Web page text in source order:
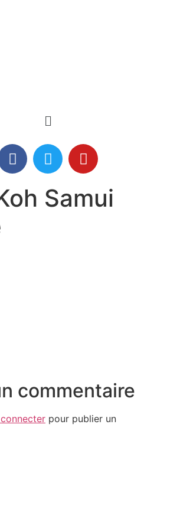
Samui
commentaire
pour publier un